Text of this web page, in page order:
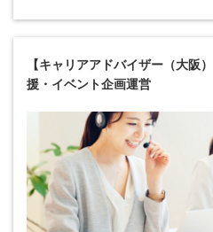
【キャリアアドバイザー（大阪
援・イベント企画運営